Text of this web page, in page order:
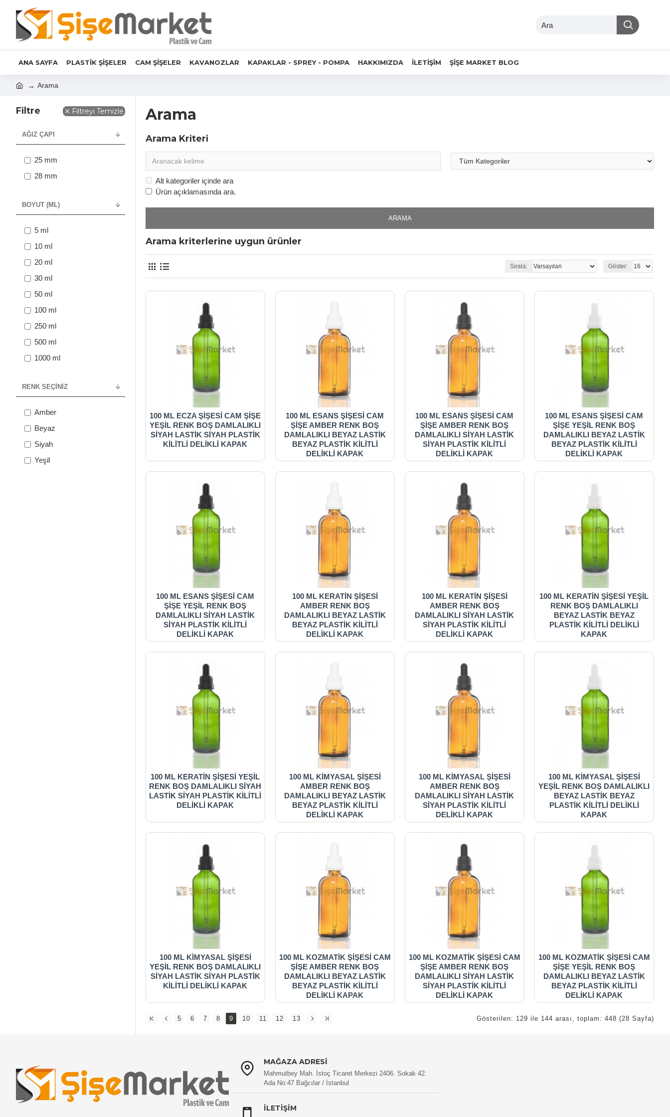
ANA SAYFA PLASTİK ŞİŞELER CAM ŞİŞELER KAVANOZLAR KAPAKLAR - SPREY - POMPA HAKKIMIZDA İLETİŞİM ŞIŞE MARKET BLOG
Arama
Filtre Filtreyi Temizle
AĞIZ ÇAPI
25 mm
28 mm
BOYUT (ML)
5 ml
10 ml
20 ml
30 ml
50 ml
100 ml
250 ml
500 ml
1000 ml
RENK SEÇINIZ
Amber
Beyaz
Siyah
Yeşil
Arama
Arama Kriteri
Alt kategoriler içinde ara
Ürün açıklamasında ara.
ARAMA
Arama kriterlerine uygun ürünler
Sırala: Göster:
100 ML ECZA ŞİŞESİ CAM ŞİŞE
YEŞİL RENK BOŞ DAMLALIKLI
SİYAH LASTİK SİYAH PLASTİK
KİLİTLİ DELİKLİ KAPAK
100 ML ESANS ŞİŞESİ CAM
ŞİŞE AMBER RENK BOŞ
DAMLALIKLI BEYAZ LASTİK
BEYAZ PLASTİK KİLİTLİ
DELİKLİ KAPAK
100 ML ESANS ŞİŞESİ CAM
ŞİŞE AMBER RENK BOŞ
DAMLALIKLI SİYAH LASTİK
SİYAH PLASTİK KİLİTLİ
DELİKLİ KAPAK
100 ML ESANS ŞİŞESİ CAM
ŞİŞE YEŞİL RENK BOŞ
DAMLALIKLI BEYAZ LASTİK
BEYAZ PLASTİK KİLİTLİ
DELİKLİ KAPAK
100 ML ESANS ŞİŞESİ CAM
ŞİŞE YEŞİL RENK BOŞ
DAMLALIKLI SİYAH LASTİK
SİYAH PLASTİK KİLİTLİ
DELİKLİ KAPAK
100 ML KERATİN ŞİŞESİ
AMBER RENK BOŞ
DAMLALIKLI BEYAZ LASTİK
BEYAZ PLASTİK KİLİTLİ
DELİKLİ KAPAK
100 ML KERATİN ŞİŞESİ
AMBER RENK BOŞ
DAMLALIKLI SİYAH LASTİK
SİYAH PLASTİK KİLİTLİ
DELİKLİ KAPAK
100 ML KERATİN ŞİŞESİ YEŞİL
RENK BOŞ DAMLALIKLI
BEYAZ LASTİK BEYAZ
PLASTİK KİLİTLİ DELİKLİ
KAPAK
100 ML KERATİN ŞİŞESİ YEŞİL
RENK BOŞ DAMLALIKLI SİYAH
LASTİK SİYAH PLASTİK KİLİTLİ
DELİKLİ KAPAK
100 ML KİMYASAL ŞİŞESİ
AMBER RENK BOŞ
DAMLALIKLI BEYAZ LASTİK
BEYAZ PLASTİK KİLİTLİ
DELİKLİ KAPAK
100 ML KİMYASAL ŞİŞESİ
AMBER RENK BOŞ
DAMLALIKLI SİYAH LASTİK
SİYAH PLASTİK KİLİTLİ
DELİKLİ KAPAK
100 ML KİMYASAL ŞİŞESİ
YEŞİL RENK BOŞ DAMLALIKLI
BEYAZ LASTİK BEYAZ
PLASTİK KİLİTLİ DELİKLİ
KAPAK
100 ML KİMYASAL ŞİŞESİ
YEŞİL RENK BOŞ DAMLALIKLI
SİYAH LASTİK SİYAH PLASTİK
KİLİTLİ DELİKLİ KAPAK
100 ML KOZMATİK ŞİŞESİ CAM
ŞİŞE AMBER RENK BOŞ
DAMLALIKLI BEYAZ LASTİK
BEYAZ PLASTİK KİLİTLİ
DELİKLİ KAPAK
100 ML KOZMATİK ŞİŞESİ CAM
ŞİŞE AMBER RENK BOŞ
DAMLALIKLI SİYAH LASTİK
SİYAH PLASTİK KİLİTLİ
DELİKLİ KAPAK
100 ML KOZMATİK ŞİŞESİ CAM
ŞİŞE YEŞİL RENK BOŞ
DAMLALIKLI BEYAZ LASTİK
BEYAZ PLASTİK KİLİTLİ
DELİKLİ KAPAK
5 6 7 8 9 10 11 12 13 Gösterilen: 129 ile 144 arası, toplam: 448 (28 Sayfa)
MAĞAZA ADRESI
Mahmutbey Mah. İstoç Ticaret Merkezi 2406. Sokak 42.
Ada No:47 Bağcılar / İstanbul
İLETIŞIM